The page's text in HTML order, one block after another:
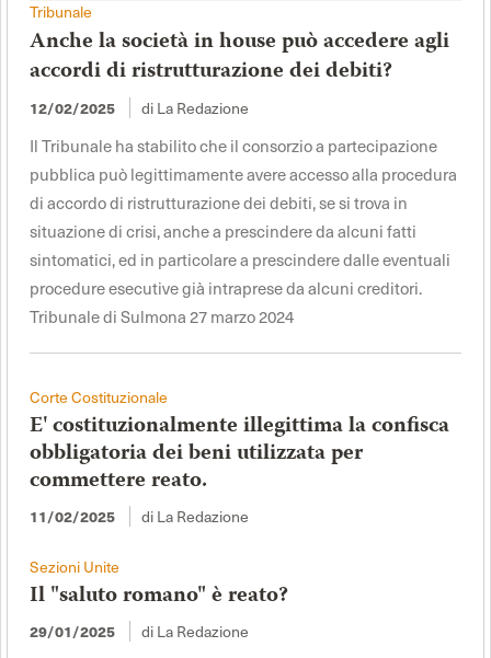
Tribunale
Anche la società in house può accedere agli
accordi di ristrutturazione dei debiti?
12/02/2025 di La Redazione
Il Tribunale ha stabilito che il consorzio a partecipazione
pubblica può legittimamente avere accesso alla procedura
di accordo di ristrutturazione dei debiti, se si trova in
situazione di crisi, anche a prescindere da alcuni fatti
sintomatici, ed in particolare a prescindere dalle eventuali
procedure esecutive già intraprese da alcuni creditori.
Tribunale di Sulmona 27 marzo 2024
Corte Costituzionale
E' costituzionalmente illegittima la confisca
obbligatoria dei beni utilizzata per
commettere reato.
11/02/2025 di La Redazione
Sezioni Unite
Il "saluto romano" è reato?
29/01/2025 di La Redazione